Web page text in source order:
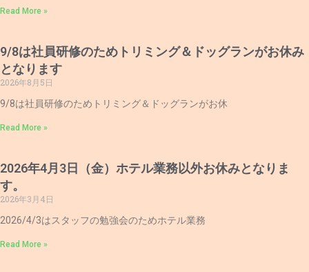
Read More »
9/8は社員研修のためトリミング＆ドッグランがお休み
となります
2026年8月5日
9/8は社員研修のためトリミング＆ドッグランがお休
Read More »
2026年4月3日（金）ホテル業務以外お休みとなりま
す。
2026年3月4日
2026/4/3はスタッフの勉強会のためホテル業務
Read More »